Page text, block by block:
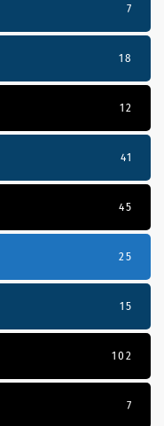
7
18
12
41
45
25
15
102
7